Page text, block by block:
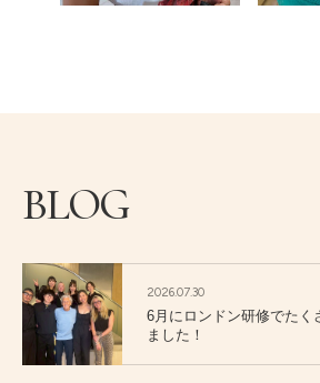
BLOG
2026.07.30
6月にロンドン研修でたく
ました！